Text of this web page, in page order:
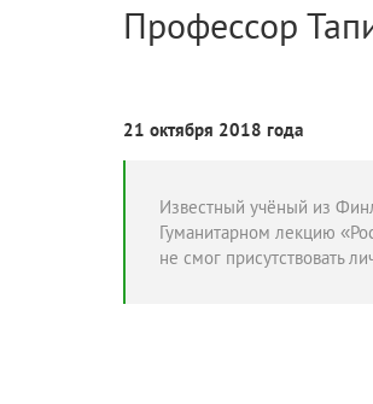
Профессор
21 октября 2018 года
Известный учёный из
Гуманитарном лекцию
не смог присутствовать